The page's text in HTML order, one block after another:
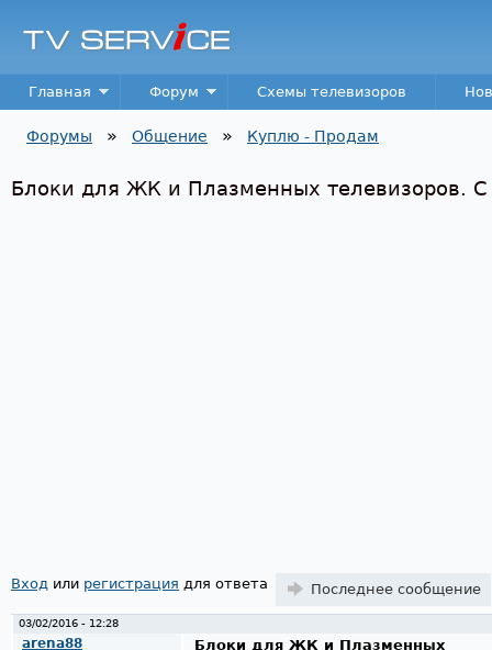
TV
Service
Main menu
Главная Форум Схемы телевизоров
Форумы » Общение » Куплю - Продам
Блоки для ЖК и Плазменных телевизоров. С
Страницы
Вход или регистрация для ответа Последнее сообщение
03/02/2016 - 12:28
arena88
Блоки для ЖК и Плазменных